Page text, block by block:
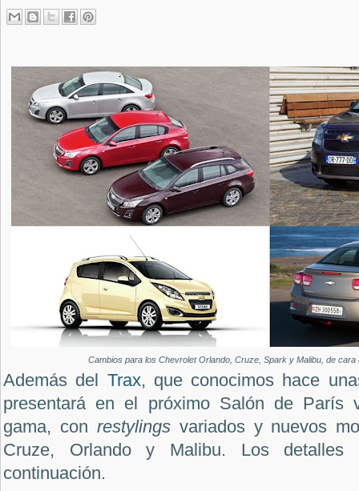
Cambios para los Chevrolet Orlando, Cruze, Spark y Malibu, de cara
Además del Trax, que conocimos hace
presentará en el próximo Salón de París
gama, con restylings variados y nuevos
Cruze, Orlando y Malibu. Los
continuación.